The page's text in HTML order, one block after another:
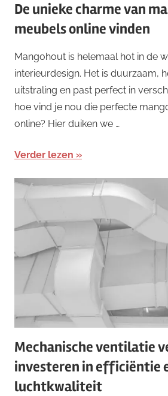
De unieke charme van
meubels online vinden
Mangohout is helemaal hot in de
interieurdesign. Het is duurzaam,
uitstraling en past perfect in
hoe vind je nou die perfecte
online? Hier duiken we …
Verder lezen
Mechanische ventilatie
investeren in efficiëntie
luchtkwaliteit